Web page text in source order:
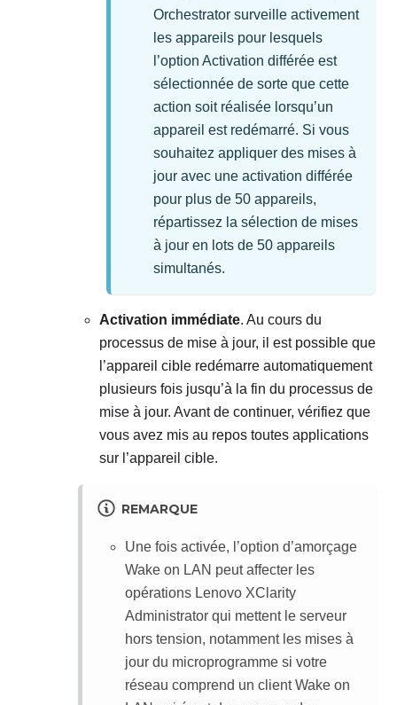
Orchestrator surveille activement
les appareils pour lesquels
l’option Activation différée est
sélectionnée de sorte que cette
action soit réalisée lorsqu’un
appareil est redémarré. Si vous
souhaitez appliquer des mises à
jour avec une activation différée
pour plus de 50 appareils,
répartissez la sélection de mises
à jour en lots de 50 appareils
simultanés.
Activation immédiate. Au cours du
processus de mise à jour, il est possible que
l’appareil cible redémarre automatiquement
plusieurs fois jusqu’à la fin du processus de
mise à jour. Avant de continuer, vérifiez que
vous avez mis au repos toutes applications
sur l’appareil cible.
REMARQUE
Une fois activée, l’option d’amorçage
Wake on LAN peut affecter les
opérations Lenovo XClarity
Administrator qui mettent le serveur
hors tension, notamment les mises à
jour du microprogramme si votre
réseau comprend un client Wake on